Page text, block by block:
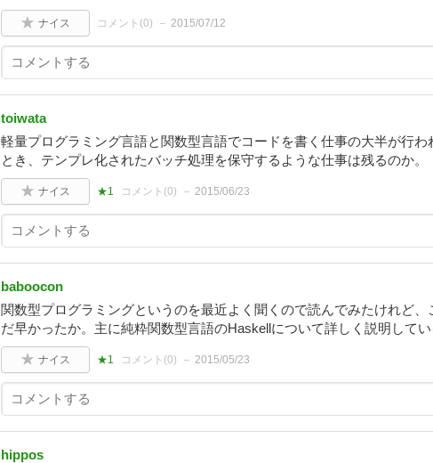
ナイス コメント(0) 2015/07/12
toiwata
軽量プログラミング言語と関数型言語でコードを書く仕事の大半が行わ
とき、テンプレ化されたバッチ処理を保守するような仕事は残るのか。
ナイス ★1 コメント(0) 2015/06/23
baboocon
関数型プログラミングというのを最近よく聞くので読んでみたけれど、
だ早かったか。主に純粋関数型言語のHaskellについて詳しく説明してい
ナイス ★1 コメント(0) 2015/05/23
hippos